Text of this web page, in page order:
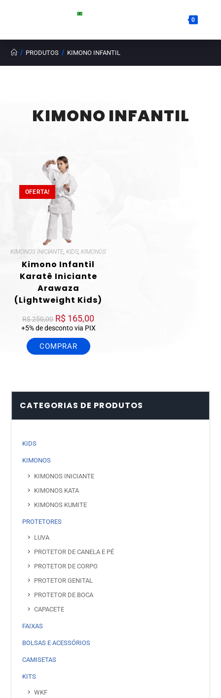
0
KIMONO INFANTIL
/ PRODUTOS / KIMONO INFANTIL
OFERTA!
KIMONOS INICIANTE,KIDS,KIMONOS
Kimono Infantil
Karatê Iniciante
Arawaza
(Lightweight Kids)
R$250,00 R$ 165,00
+5% de desconto via PIX
COMPRAR
CATEGORIAS DE PRODUTOS
KIDS
KIMONOS
KIMONOS INICIANTE
KIMONOS KATA
KIMONOS KUMITE
PROTETORES
LUVA
PROTETOR DE CANELA E PÉ
PROTETOR DE CORPO
PROTETOR GENITAL
PROTETOR DE BOCA
CAPACETE
FAIXAS
BOLSAS E ACESSÓRIOS
CAMISETAS
KITS
WKF